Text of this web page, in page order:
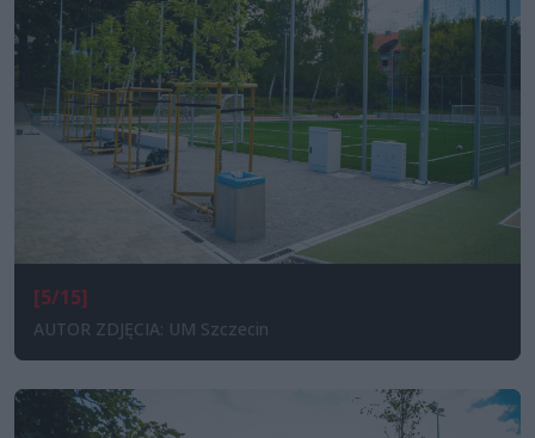
[5/15]
AUTOR ZDJĘCIA: UM Szczecin